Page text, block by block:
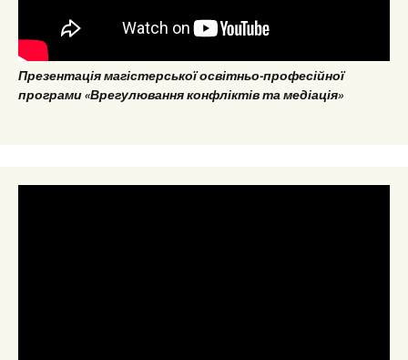
Презентація магістерської освітньо-професійної
програми «Врегулювання конфліктів та медіація»